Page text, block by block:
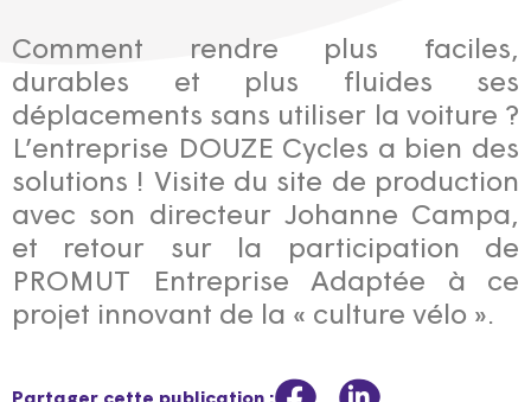
Comment rendre plus faciles,
durables et plus fluides ses
déplacements sans utiliser la voiture ?
L’entreprise DOUZE Cycles a bien des
solutions ! Visite du site de production
avec son directeur Johanne Campa,
et retour sur la participation de
PROMUT Entreprise Adaptée à ce
projet innovant de la « culture vélo ».
Partager cette publication :